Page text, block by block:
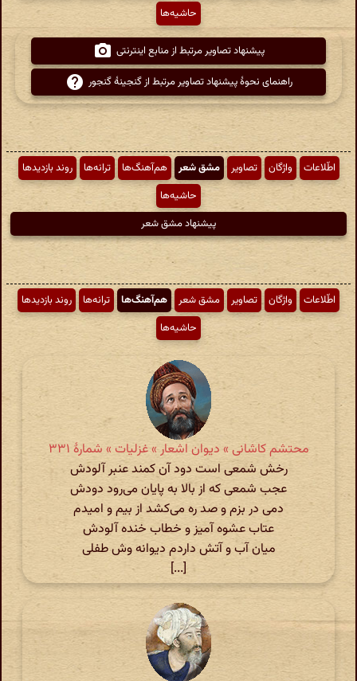
حاشیه‌ها
پیشنهاد تصاویر مرتبط از منابع اینترنتی
راهنمای نحوهٔ پیشنهاد تصاویر مرتبط از گنجینهٔ گنجور
اطّلاعات واژگان تصاویر مشق شعر هم‌آهنگ‌ها ترانه‌ها
روند بازدیدها
حاشیه‌ها
پیشنهاد مشق شعر
اطّلاعات واژگان تصاویر مشق شعر هم‌آهنگ‌ها ترانه‌ها
روند بازدیدها
حاشیه‌ها
محتشم کاشانی » دیوان اشعار » غزلیات » شمارهٔ ۳۳۱
رخش شمعی است دود آن کمند عنبر آلودش
عجب شمعی که از بالا به پایان می‌رود دودش
دمی در بزم و صد ره می‌کشد از بیم و امیدم
عتاب عشوه آمیز و خطاب خنده آلودش
میان آب و آتش داردم دیوانه وش طفلی
[...]